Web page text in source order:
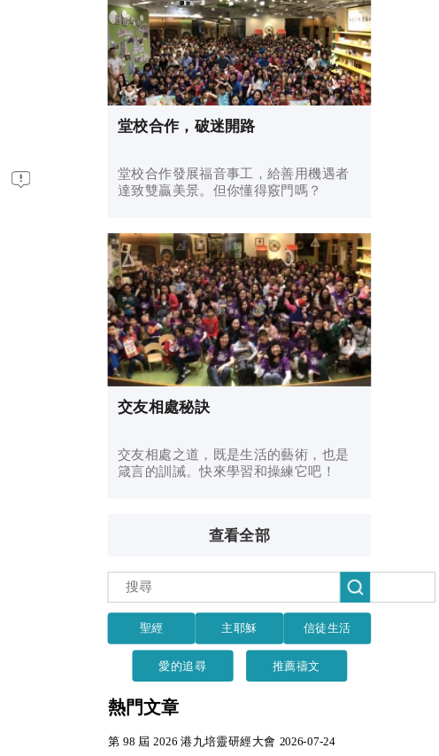
堂校合作，破迷開路
堂校合作發展福音事工，給善用機遇者
達致雙贏美景。但你懂得竅門嗎？
交友相處秘訣
交友相處之道，既是生活的藝術，也是
箴言的訓誡。快來學習和操練它吧！
查看全部
聖經 主耶穌 信徒生活
愛的追尋 推薦禱文
熱門文章
第 98 屆 2026 港九培靈研經大會 2026-07-24